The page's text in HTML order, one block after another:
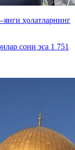
ҳолатларнинг
сони эса 1 751